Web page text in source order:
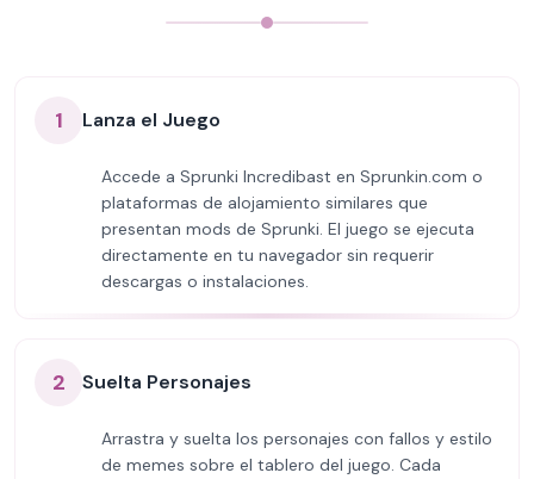
1 Lanza el Juego
Accede a Sprunki Incredibast en Sprunkin.com o
plataformas de alojamiento similares que
presentan mods de Sprunki. El juego se ejecuta
directamente en tu navegador sin requerir
descargas o instalaciones.
2 Suelta Personajes
Arrastra y suelta los personajes con fallos y estilo
de memes sobre el tablero del juego. Cada